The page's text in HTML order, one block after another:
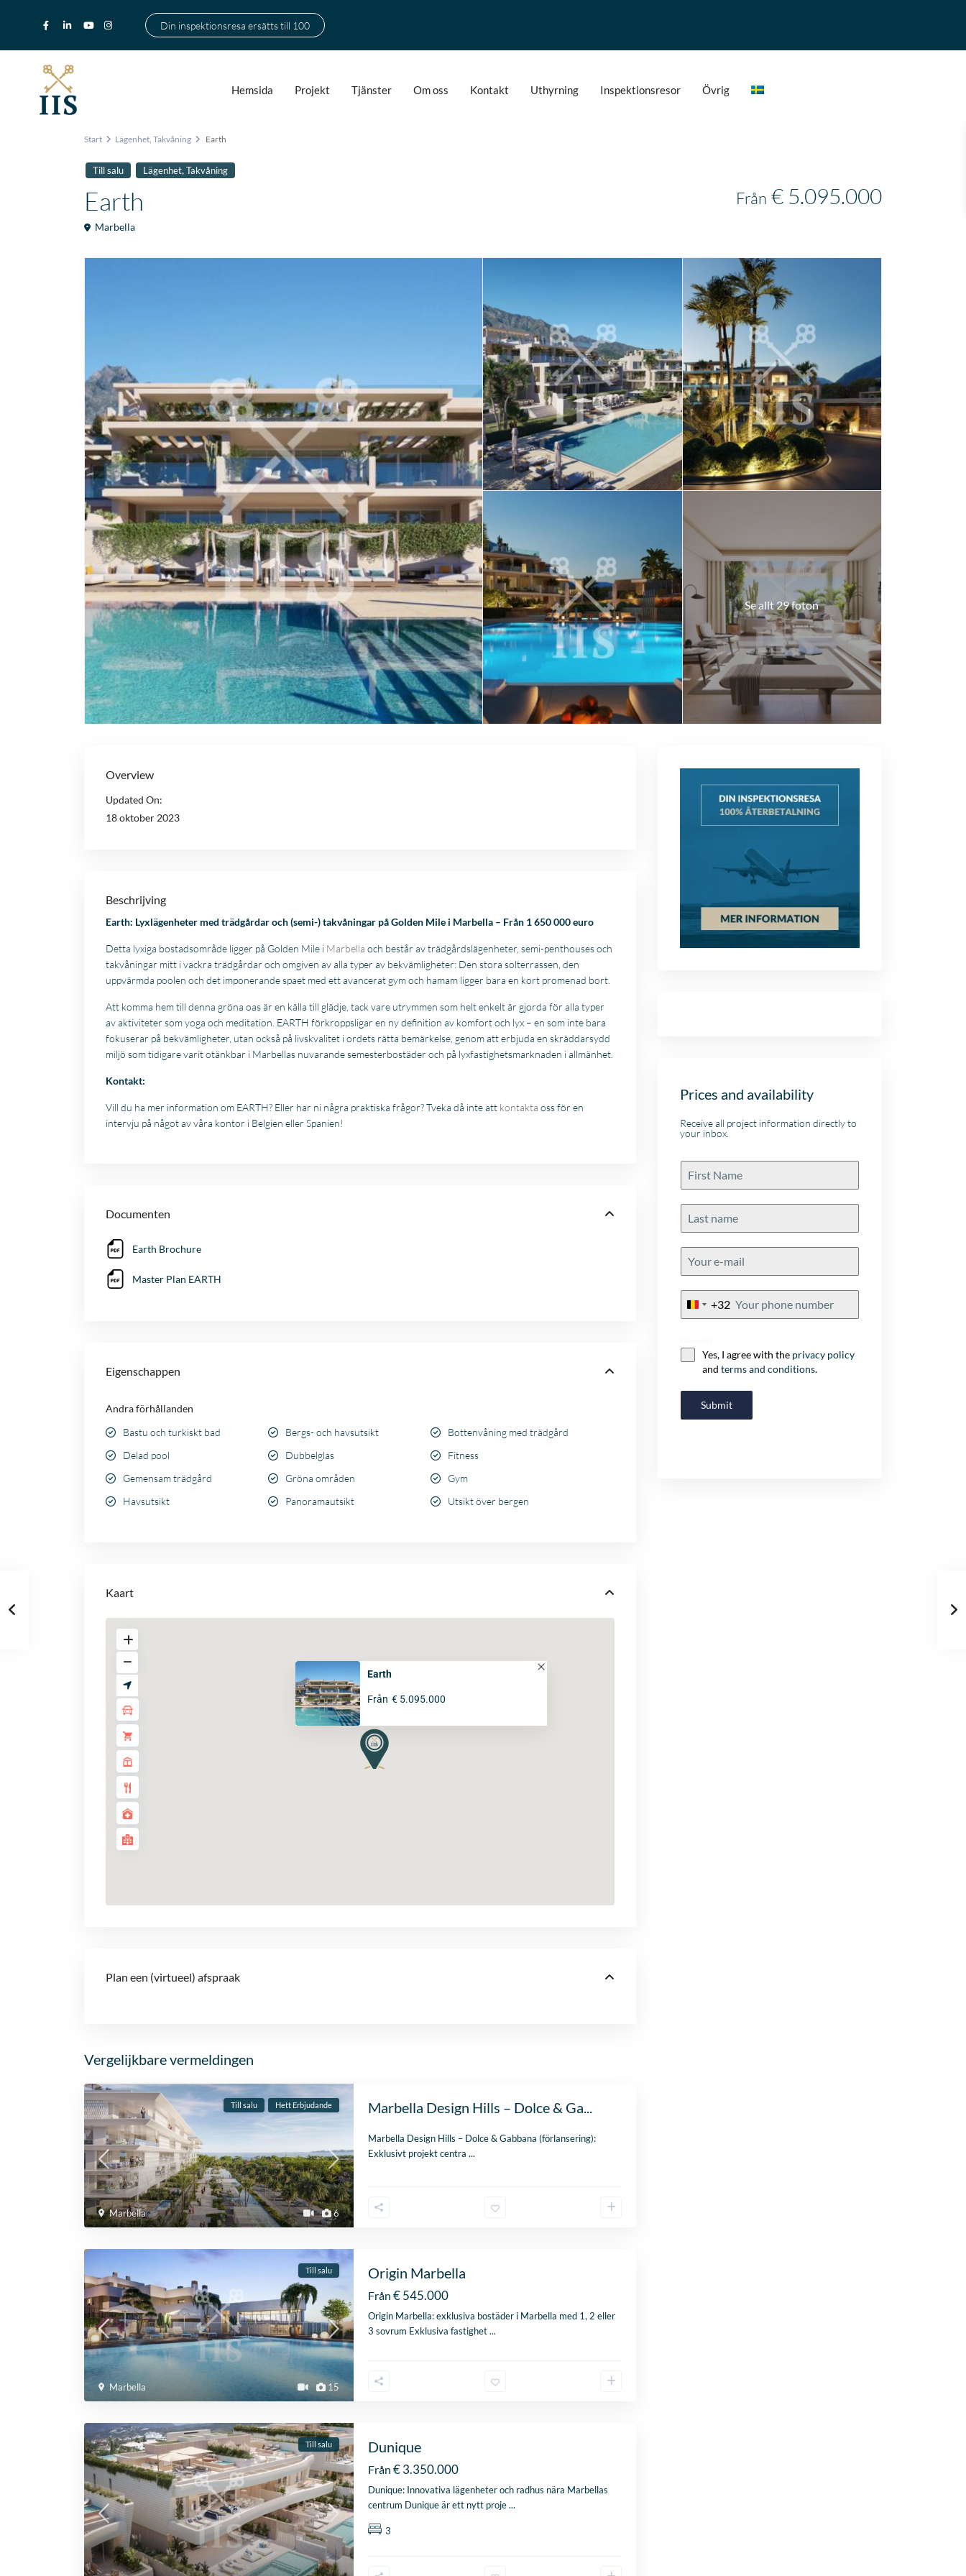
Din inspektionsresa ersätts till 100
Hemsida Projekt Tjänster Om oss Kontakt Uthyrning Inspektionsresor Övrig
Start Lägenhet, Takvåning Earth
Till salu Lägenhet,Takvåning
Earth Från € 5.095.000
Marbella
Se allt 29 foton
Overview
Updated On:
18 oktober 2023
Beschrijving
Earth: Lyxlägenheter med trädgårdar och (semi-) takvåningar på Golden Mile i Marbella – Från 1 650 000 euro
Detta lyxiga bostadsområde ligger på Golden Mile i Marbella och består av trädgårdslägenheter, semi-penthouses och
takvåningar mitt i vackra trädgårdar och omgiven av alla typer av bekvämligheter: Den stora solterrassen, den
uppvärmda poolen och det imponerande spaet med ett avancerat gym och hamam ligger bara en kort promenad bort.
Att komma hem till denna gröna oas är en källa till glädje, tack vare utrymmen som helt enkelt är gjorda för alla typer
av aktiviteter som yoga och meditation. EARTH förkroppsligar en ny definition av komfort och lyx – en som inte bara
fokuserar på bekvämligheter, utan också på livskvalitet i ordets rätta bemärkelse, genom att erbjuda en skräddarsydd
miljö som tidigare varit otänkbar i Marbellas nuvarande semesterbostäder och på lyxfastighetsmarknaden i allmänhet.
Kontakt:
Vill du ha mer information om EARTH? Eller har ni några praktiska frågor? Tveka då inte att kontakta oss för en
intervju på något av våra kontor i Belgien eller Spanien!
Documenten
Earth Brochure
Master Plan EARTH
Eigenschappen
Andra förhållanden
Bastu och turkiskt bad
Bergs- och havsutsikt
Bottenvåning med trädgård
Delad pool
Dubbelglas
Fitness
Gemensam trädgård
Gröna områden
Gym
Havsutsikt
Panoramautsikt Utsikt över bergen
Kaart
Earth
Från € 5.095.000
Plan een (virtueel) afspraak
Vergelijkbare vermeldingen
6
Marbella
Till salu Hett Erbjudande Marbella Design Hills – Dolce & Ga...
Marbella Design Hills – Dolce & Gabbana (förlansering):
Exklusivt projekt centra ...
15
Marbella
Till salu Origin Marbella
Från € 545.000
Origin Marbella: exklusiva bostäder i Marbella med 1, 2 eller
3 sovrum Exklusiva fastighet...
Till salu Dunique
Från € 3.350.000
Dunique: Innovativa lägenheter och radhus nära Marbellas
centrum Dunique är ett nytt proje...
3
Prices and availability
Receive all project information directly to
your inbox.
Belgium
+32
Yes, I agree with the privacy policy
and terms and conditions.
Submit